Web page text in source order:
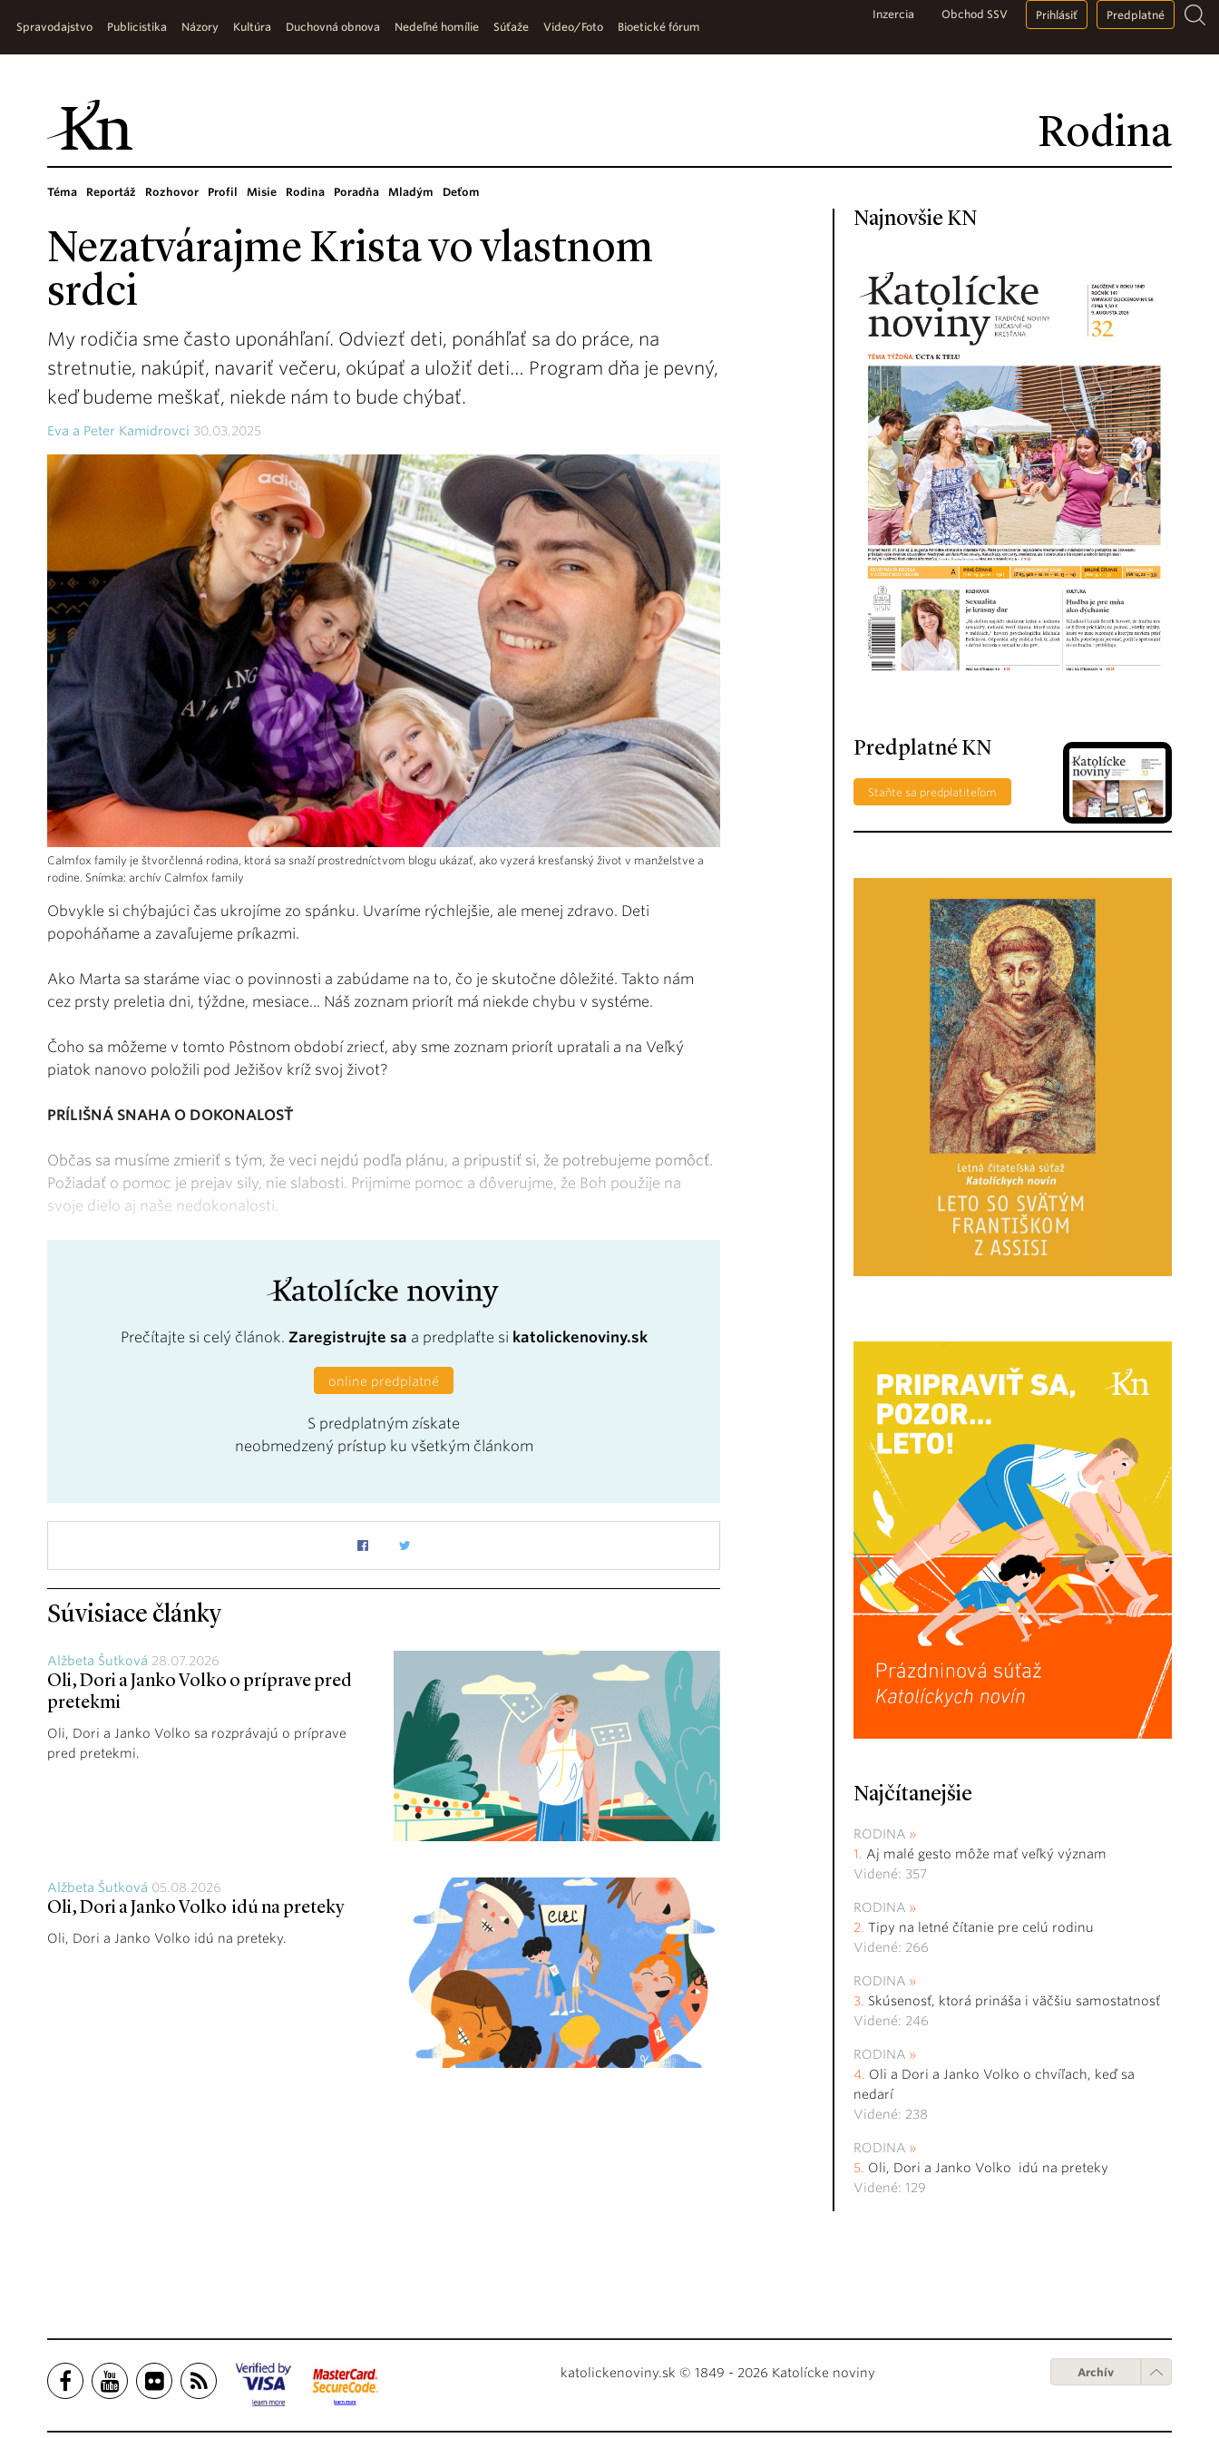
Rodina
Spravodajstvo Publicistika Názory Kultúra Duchovná obnova Nedeľné homílie Súťaže Video/Foto Bioetické fórum
Inzercia Obchod SSV Prihlásiť Predplatné
Téma Reportáž Rozhovor Profil Misie Rodina Poradňa Mladým Deťom
Nezatvárajme Krista vo vlastnom
srdci
My rodičia sme často uponáhľaní. Odviezť deti, ponáhľať sa do práce, na
stretnutie, nakúpiť, navariť večeru, okúpať a uložiť deti… Program dňa je pevný,
keď budeme meškať, niekde nám to bude chýbať.
Eva a Peter Kamidrovci 30.03.2025
Calmfox family je štvorčlenná rodina, ktorá sa snaží prostredníctvom blogu ukázať, ako vyzerá kresťanský život v manželstve a
rodine. Snímka: archív Calmfox family
Obvykle si chýbajúci čas ukrojíme zo spánku. Uvaríme rýchlejšie, ale menej zdravo. Deti
popoháňame a zavaľujeme príkazmi.
Ako Marta sa staráme viac o povinnosti a zabúdame na to, čo je skutočne dôležité. Takto nám
cez prsty preletia dni, týždne, mesiace... Náš zoznam priorít má niekde chybu v systéme.
Čoho sa môžeme v tomto Pôstnom období zriecť, aby sme zoznam priorít upratali a na Veľký
piatok nanovo položili pod Ježišov kríž svoj život?
PRÍLIŠNÁ SNAHA O DOKONALOSŤ
Občas sa musíme zmieriť s tým, že veci nejdú podľa plánu, a pripustiť si, že potrebujeme pomôcť.
Požiadať o pomoc je prejav sily, nie slabosti. Prijmime pomoc a dôverujme, že Boh použije na
svoje dielo aj naše nedokonalosti.
Prečítajte si celý článok. Zaregistrujte sa a predplaťte si katolickenoviny.sk
online predplatné
S predplatným získate
neobmedzený prístup ku všetkým článkom
Súvisiace články
Alžbeta Šutková 28.07.2026
Oli, Dori a Janko Volko o príprave pred
pretekmi
Oli, Dori a Janko Volko sa rozprávajú o príprave
pred pretekmi.
Alžbeta Šutková 05.08.2026
Oli, Dori a Janko Volko idú na preteky
Oli, Dori a Janko Volko idú na preteky.
Najnovšie KN
Predplatné KN
Staňte sa predplatiteľom
Najčítanejšie
RODINA
Aj malé gesto môže mať veľký význam
Videné: 357
RODINA
Tipy na letné čítanie pre celú rodinu
Videné: 266
RODINA
Skúsenosť, ktorá prináša i väčšiu samostatnosť
Videné: 246
RODINA
Oli a Dori a Janko Volko o chvíľach, keď sa
nedarí
Videné: 238
RODINA
Oli, Dori a Janko Volko idú na preteky
Videné: 129
katolickenoviny.sk © 1849 - 2026 Katolícke noviny Archív